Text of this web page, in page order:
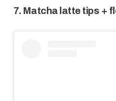
7. Matcha latte tips +